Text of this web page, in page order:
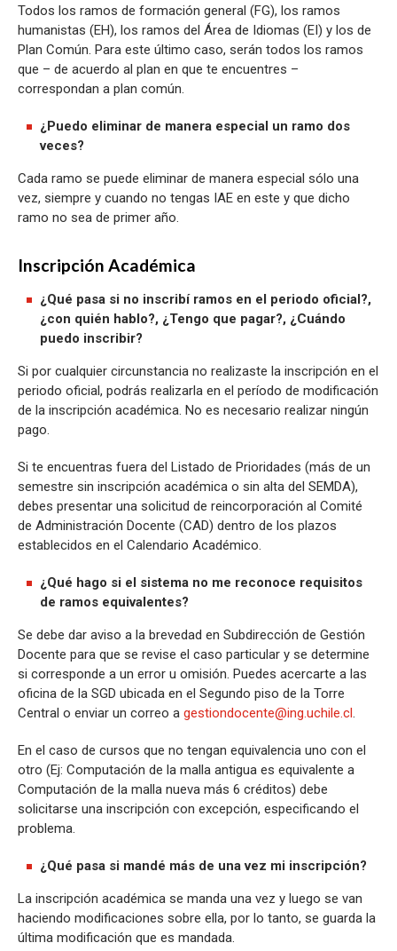
Todos los ramos de formación general (FG), los ramos
humanistas (EH), los ramos del Área de Idiomas (EI) y los de
Plan Común. Para este último caso, serán todos los ramos
que – de acuerdo al plan en que te encuentres –
correspondan a plan común.
¿Puedo eliminar de manera especial un ramo dos
veces?
Cada ramo se puede eliminar de manera especial sólo una
vez, siempre y cuando no tengas IAE en este y que dicho
ramo no sea de primer año.
Inscripción Académica
¿Qué pasa si no inscribí ramos en el periodo oficial?,
¿con quién hablo?, ¿Tengo que pagar?, ¿Cuándo
puedo inscribir?
Si por cualquier circunstancia no realizaste la inscripción en el
periodo oficial, podrás realizarla en el período de modificación
de la inscripción académica. No es necesario realizar ningún
pago.
Si te encuentras fuera del Listado de Prioridades (más de un
semestre sin inscripción académica o sin alta del SEMDA),
debes presentar una solicitud de reincorporación al Comité
de Administración Docente (CAD) dentro de los plazos
establecidos en el Calendario Académico.
¿Qué hago si el sistema no me reconoce requisitos
de ramos equivalentes?
Se debe dar aviso a la brevedad en Subdirección de Gestión
Docente para que se revise el caso particular y se determine
si corresponde a un error u omisión. Puedes acercarte a las
oficina de la SGD ubicada en el Segundo piso de la Torre
Central o enviar un correo a gestiondocente@ing.uchile.cl.
En el caso de cursos que no tengan equivalencia uno con el
otro (Ej: Computación de la malla antigua es equivalente a
Computación de la malla nueva más 6 créditos) debe
solicitarse una inscripción con excepción, especificando el
problema.
¿Qué pasa si mandé más de una vez mi inscripción?
La inscripción académica se manda una vez y luego se van
haciendo modificaciones sobre ella, por lo tanto, se guarda la
última modificación que es mandada.